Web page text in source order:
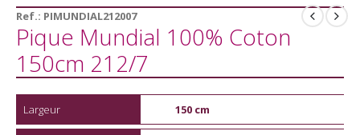
Ref.: PIMUNDIAL212007
Pique Mundial 100% Coton
150cm 212/7
Largeur 150 cm